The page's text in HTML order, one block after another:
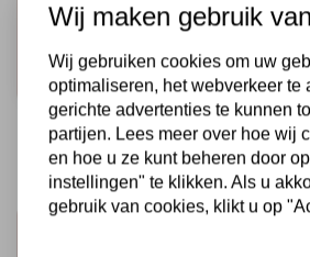
€3,25 €2,00 Op voorraad
Snel toevoegen
Wij maken gebruik
Wij gebruiken cookies om uw
optimaliseren, het webverkeer te
gerichte advertenties te kunnen
partijen. Lees meer over hoe wij
en hoe u ze kunt beheren door
instellingen" te klikken. Als u
gebruik van cookies, klikt u op